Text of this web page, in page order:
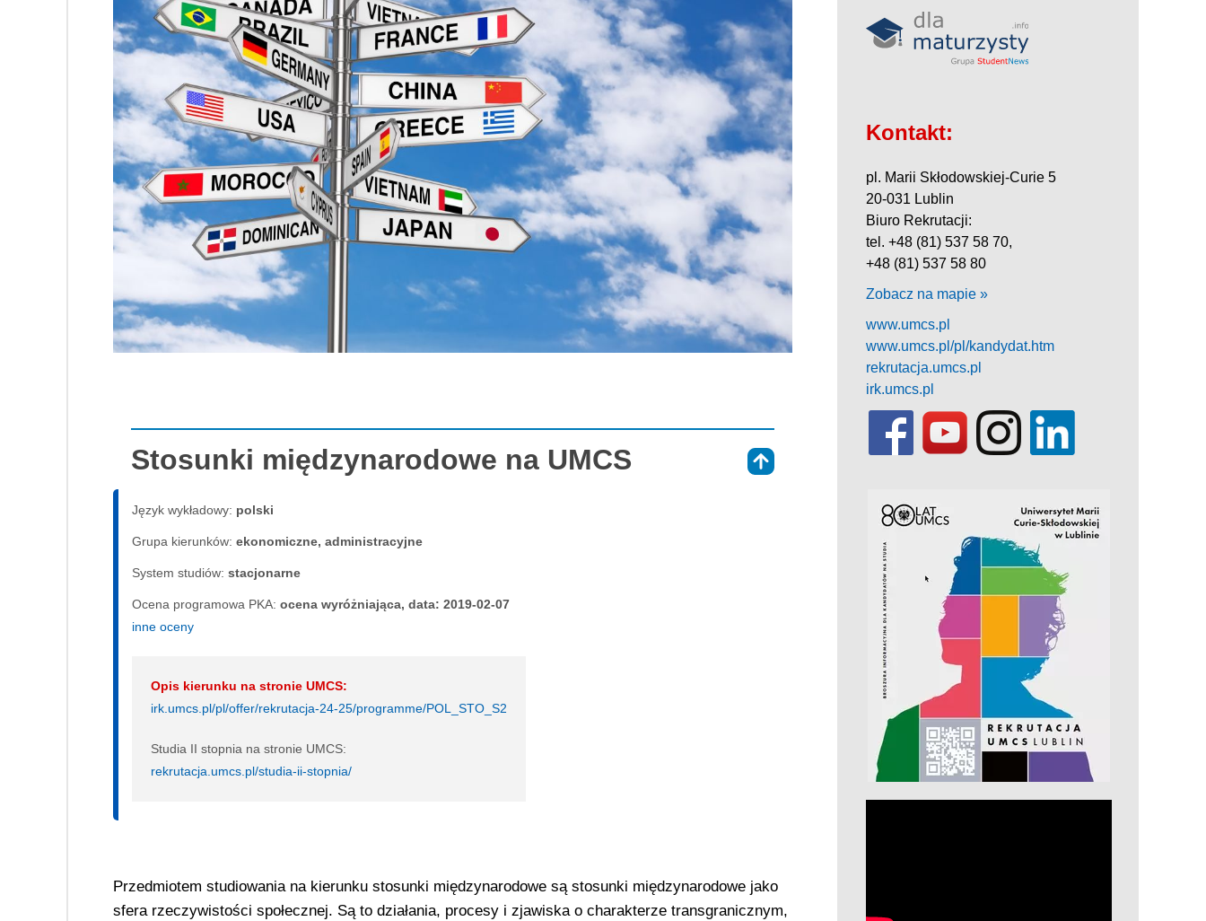
Stosunki międzynarodowe na UMCS
Język wykładowy: polski
Grupa kierunków: ekonomiczne, administracyjne
System studiów: sta­cjo­nar­ne
Ocena programowa PKA: ocena wyróżniająca, data: 2019-02-07
inne oceny
Opis kierunku na stronie UMCS:
irk.umcs.pl/pl/offer/rekrutacja-24-25/programme/POL_STO_S2
Studia II stopnia na stronie UMCS:
rekrutacja.umcs.pl/studia-ii-stopnia/
Przedmiotem studiowania na kierunku stosunki międzynarodowe są stosunki międzynarodowe jako
sfera rzeczywistości społecznej. Są to działania, procesy i zjawiska o charakterze transgranicznym,
Kontakt:
pl. Marii Skłodowskiej-Curie 5
20-031 Lublin
Biuro Rekrutacji:
tel. +48 (81) 537 58 70,
+48 (81) 537 58 80
Zobacz na mapie »
www.umcs.pl
www.umcs.pl/pl/kandydat.htm
rekrutacja.umcs.pl
irk.umcs.pl